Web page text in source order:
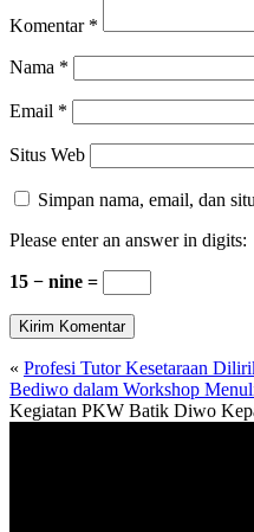
Komentar *
Nama *
Email *
Situs Web
Simpan nama, email, dan
Please enter an answer in digits:
15 − nine =
« Profesi Tutor Kesetaraan
Bediwo dalam Workshop
Kegiatan PKW Batik Diwo